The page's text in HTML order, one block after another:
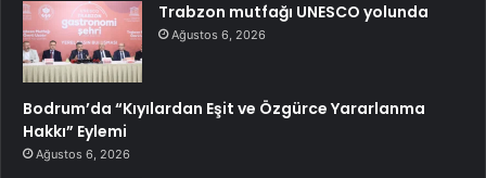
Trabzon mutfağı UNESCO yolunda
Ağustos 6, 2026
Bodrum’da “Kıyılardan Eşit ve Özgürce Yararlanma
Hakkı” Eylemi
Ağustos 6, 2026